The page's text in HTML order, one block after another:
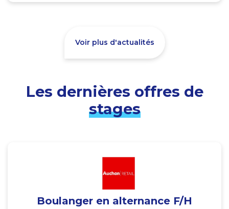
Voir plus d'actualités
Les dernières offres de
stages
Boulanger en alternance F/H